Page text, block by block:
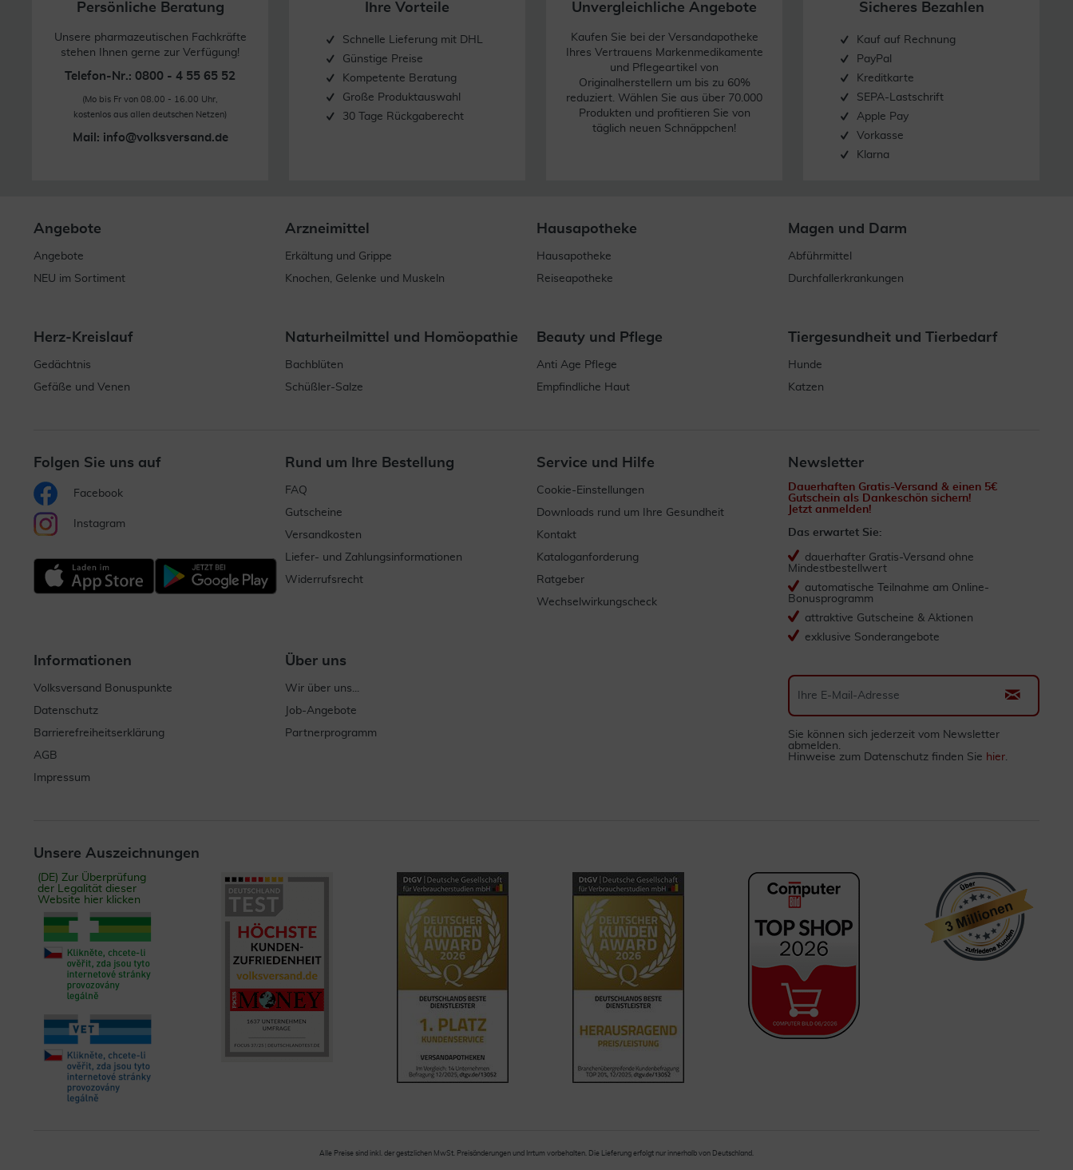
Persönliche Beratung
Unsere pharmazeutischen Fachkräfte
stehen Ihnen gerne zur Verfügung!
Telefon-Nr.: 0800 - 4 55 65 52
(Mo bis Fr von 08.00 - 16.00 Uhr,
kostenlos aus allen deutschen Netzen)
Mail: info@volksversand.de
Ihre Vorteile
Schnelle Lieferung mit DHL
Günstige Preise
Kompetente Beratung
Große Produktauswahl
30 Tage Rückgaberecht
Unvergleichliche Angebote
Kaufen Sie bei der Versandapotheke
Ihres Vertrauens Markenmedikamente
und Pflegeartikel von
Originalherstellern um bis zu 60%
reduziert. Wählen Sie aus über 70.000
Produkten und profitieren Sie von
täglich neuen Schnäppchen!
Sicheres Bezahlen
Kauf auf Rechnung
PayPal
Kreditkarte
SEPA-Lastschrift
Apple Pay
Vorkasse
Klarna
Angebote
Angebote
NEU im Sortiment
Arzneimittel
Erkältung und Grippe
Knochen, Gelenke und Muskeln
Hausapotheke
Hausapotheke
Reiseapotheke
Magen und Darm
Abführmittel
Durchfallerkrankungen
Herz-Kreislauf
Gedächtnis
Gefäße und Venen
Naturheilmittel und Homöopathie
Bachblüten
Schüßler-Salze
Beauty und Pflege
Anti Age Pflege
Empfindliche Haut
Tiergesundheit und Tierbedarf
Hunde
Katzen
Folgen Sie uns auf
Facebook
Instagram
Rund um Ihre Bestellung
FAQ
Gutscheine
Versandkosten
Liefer- und Zahlungsinformationen
Widerrufsrecht
Service und Hilfe
Cookie-Einstellungen
Downloads rund um Ihre Gesundheit
Kontakt
Kataloganforderung
Ratgeber
Wechselwirkungscheck
Informationen
Volksversand Bonuspunkte
Datenschutz
Barrierefreiheitserklärung
AGB
Impressum
Über uns
Wir über uns...
Job-Angebote
Partnerprogramm
Newsletter
Dauerhaften Gratis-Versand & einen 5€
Gutschein als Dankeschön sichern!
Jetzt anmelden!
Das erwartet Sie:
dauerhafter Gratis-Versand ohne
Mindestbestellwert
automatische Teilnahme am Online-
Bonusprogramm
attraktive Gutscheine & Aktionen
exklusive Sonderangebote
Sie können sich jederzeit vom Newsletter
abmelden.
Hinweise zum Datenschutz finden Sie hier.
Unsere Auszeichnungen
(DE) Zur Überprüfung
der Legalität dieser
Website hier klicken
Alle Preise sind inkl. der gestzlichen MwSt. Preisänderungen und Irrtum vorbehalten. Die Lieferung erfolgt nur innerhalb von Deutschland.